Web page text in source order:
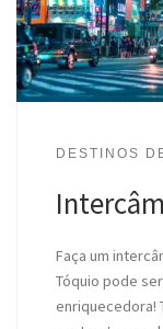
DESTINOS
Faça um
Tóquio pode
enriquecedora!